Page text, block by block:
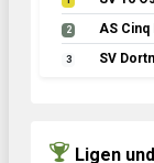
2 AS Cinq
3 SV
Ligen